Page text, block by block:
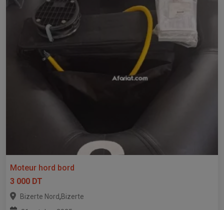
Moteur hord bord
3 000 DT
Bizerte Nord,Bizerte